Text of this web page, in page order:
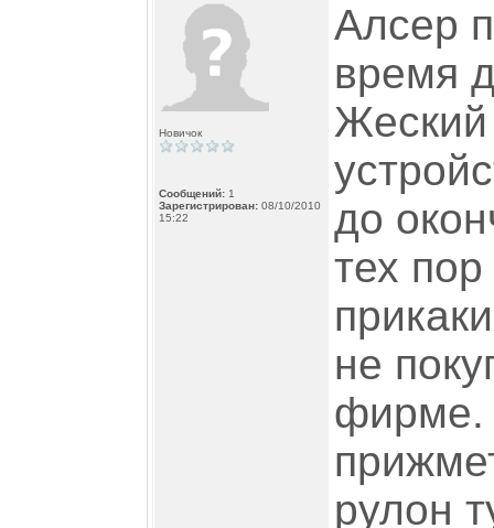
Новичок
Сообщений: 1
Зарегистрирован: 08/10/2010
15:22
Алсер
время
до
тех
не
фирме.
рулон